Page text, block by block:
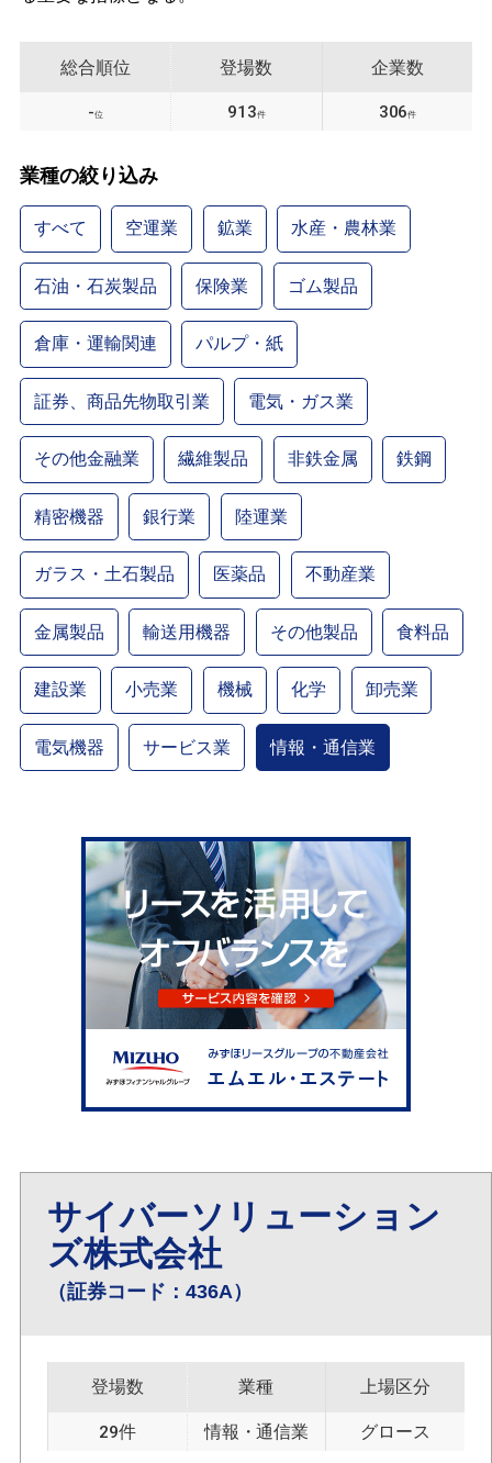
総合順位
-位
登場数
913件
企業数
306件
業種の絞り込み
すべて 空運業 鉱業 水産・農林業
石油・石炭製品 保険業 ゴム製品
倉庫・運輸関連 パルプ・紙
証券、商品先物取引業 電気・ガス業
その他金融業 繊維製品 非鉄金属 鉄鋼
精密機器 銀行業 陸運業
ガラス・土石製品 医薬品 不動産業
金属製品 輸送用機器 その他製品 食料品
建設業 小売業 機械 化学 卸売業
電気機器 サービス業 情報・通信業
サイバーソリューション
ズ株式会社
（証券コード：436A）
登場数
29件
業種
情報・通信業
上場区分
グロース